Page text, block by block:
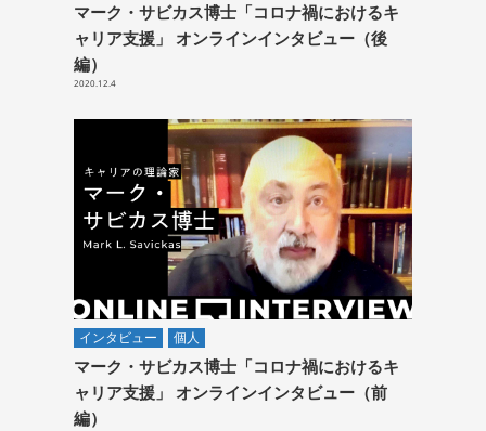
マーク・サビカス博士「コロナ禍におけるキ
ャリア支援」 オンラインインタビュー（後
編）
2020.12.4
インタビュー 個人
マーク・サビカス博士「コロナ禍におけるキ
ャリア支援」 オンラインインタビュー（前
編）